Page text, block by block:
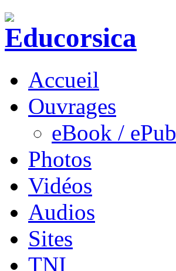
Accueil
Ouvrages
eBook / ePub
Photos
Vidéos
Audios
Sites
TNI